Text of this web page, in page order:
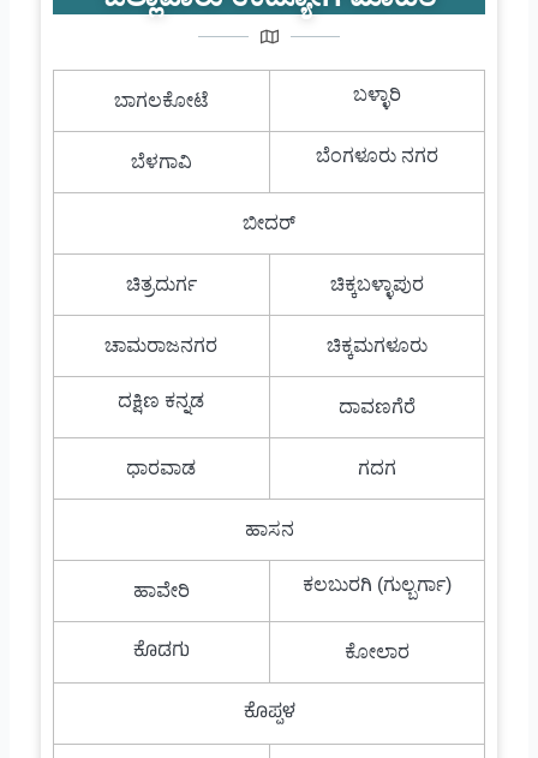
ಬಾಗಲಕೋಟೆ ಬಳ್ಳಾರಿ
ಬೆಳಗಾವಿ ಬೆಂಗಳೂರು ನಗರ
ಬೀದರ್
ಚಿತ್ರದುರ್ಗ ಚಿಕ್ಕಬಳ್ಳಾಪುರ
ಚಾಮರಾಜನಗರ ಚಿಕ್ಕಮಗಳೂರು
ದಕ್ಷಿಣ ಕನ್ನಡ ದಾವಣಗೆರೆ
ಧಾರವಾಡ ಗದಗ
ಹಾಸನ
ಹಾವೇರಿ ಕಲಬುರಗಿ (ಗುಲ್ಬರ್ಗಾ)
ಕೊಡಗು ಕೋಲಾರ
ಕೊಪ್ಪಳ